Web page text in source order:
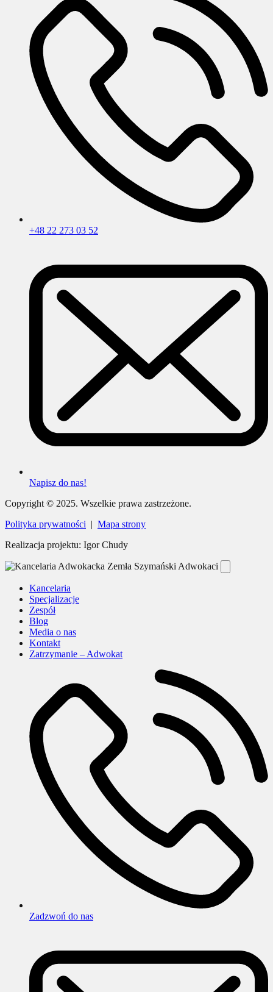
+48 22 273 03 52
Napisz do nas!
Copyright © 2025. Wszelkie prawa zastrzeżone.
Polityka prywatności | Mapa strony
Realizacja projektu: Igor Chudy
Kancelaria
Specjalizacje
Zespół
Blog
Media o nas
Kontakt
Zatrzymanie – Adwokat
Zadzwoń do nas